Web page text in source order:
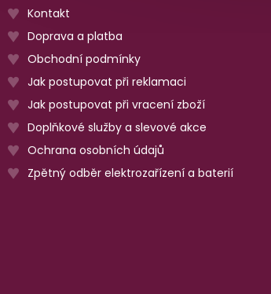
Kontakt
Doprava a platba
Obchodní podmínky
Jak postupovat při reklamaci
Jak postupovat při vracení zboží
Doplňkové služby a slevové akce
Ochrana osobních údajů
Zpětný odběr elektrozařízení a baterií